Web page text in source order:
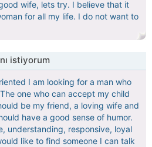
wife, lets try. I believe that it
for all my life. I do not want to
istiyorum
I am looking for a man who
one who can accept my child
be my friend, a loving wife and
have a good sense of humor.
understanding, responsive, loyal
like to find someone I can talk